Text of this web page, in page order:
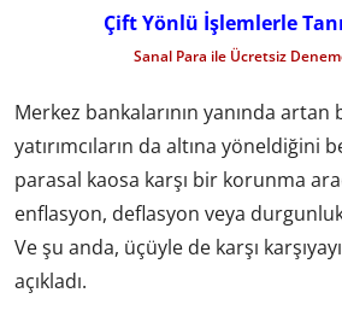
Çift Yönlü İşlemlerle
Sanal Para ile Ücretsiz
Merkez bankalarının yanında
yatırımcıların da altına yöneldiğini
parasal kaosa karşı bir korunma
enflasyon, deflasyon veya
Ve şu anda, üçüyle de karşı
açıkladı.